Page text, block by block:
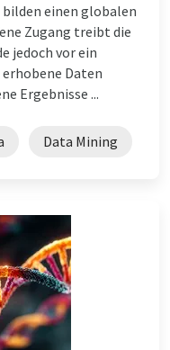
einen globalen
Zugang treibt die
jedoch vor ein
Daten
Ergebnisse ...
Data Mining